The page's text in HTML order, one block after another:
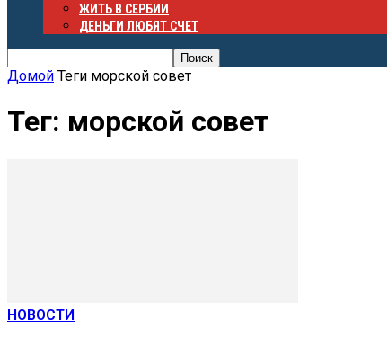
ЖИТЬ В СЕРБИИ
ДЕНЬГИ ЛЮБЯТ СЧЕТ
Домой Теги морской совет
Тег: морской совет
НОВОСТИ